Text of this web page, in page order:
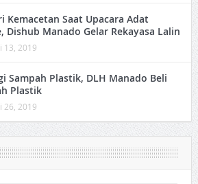
Kemacetan Saat Upacara Adat
Dishub Manado Gelar Rekayasa Lalin
13, 2019
Sampah Plastik, DLH Manado Beli
Plastik
26, 2019